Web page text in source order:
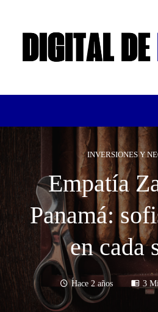
INVERSIONES Y
Empatía
Panamá:
en cada
Hace 2 años 3